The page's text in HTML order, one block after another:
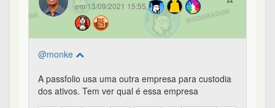
em 13/09/2021 15:55
@monke
A passfolio usa uma outra empresa para custodia
dos ativos. Tem ver qual é essa empresa